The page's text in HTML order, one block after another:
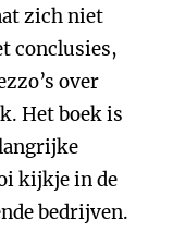
zich niet
conclusies,
over
Het boek is
kijkje in de
bedrijven.